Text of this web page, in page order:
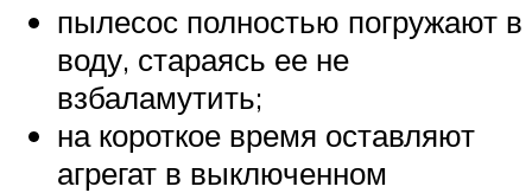
пылесос полностью погружают в
воду, стараясь ее не
взбаламутить;
на короткое время оставляют
агрегат в выключенном